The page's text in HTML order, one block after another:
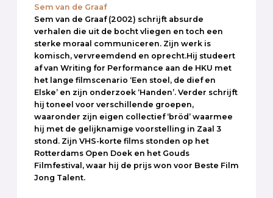
Sem van de Graaf
Sem van de Graaf (2002) schrijft absurde
verhalen die uit de bocht vliegen en toch een
sterke moraal communiceren. Zijn werk is
komisch, vervreemdend en oprecht.Hij studeert
af van Writing for Performance aan de HKU met
het lange filmscenario ‘Een stoel, de dief en
Elske’ en zijn onderzoek ‘Handen’. Verder schrijft
hij toneel voor verschillende groepen,
waaronder zijn eigen collectief ‘bröd’ waarmee
hij met de gelijknamige voorstelling in Zaal 3
stond. Zijn VHS-korte films stonden op het
Rotterdams Open Doek en het Gouds
Filmfestival, waar hij de prijs won voor Beste Film
Jong Talent.